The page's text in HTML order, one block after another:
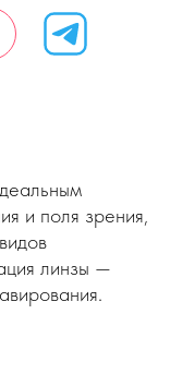
и поля зрения,
линзы —